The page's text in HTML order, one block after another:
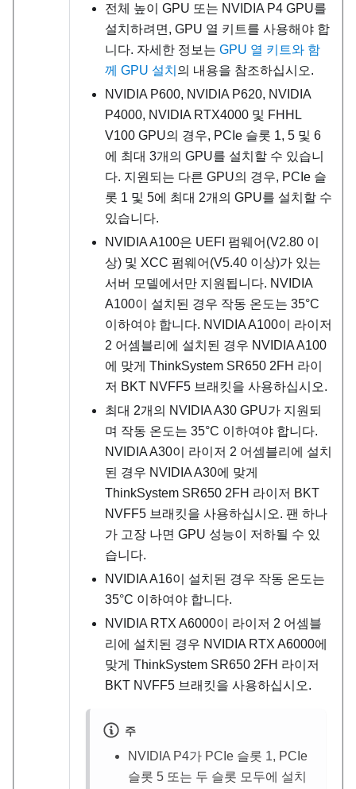
전체 높이 GPU 또는 NVIDIA P4 GPU를
설치하려면, GPU 열 키트를 사용해야 합
니다. 자세한 정보는 GPU 열 키트와 함
께 GPU 설치 의 내용을 참조하십시오.
NVIDIA P600, NVIDIA P620, NVIDIA
P4000, NVIDIA RTX4000 및 FHHL
V100 GPU의 경우, PCIe 슬롯 1, 5 및 6
에 최대 3개의 GPU를 설치할 수 있습니
다. 지원되는 다른 GPU의 경우, PCIe 슬
롯 1 및 5에 최대 2개의 GPU를 설치할 수
있습니다.
NVIDIA A100은 UEFI 펌웨어(V2.80 이
상) 및 XCC 펌웨어(V5.40 이상)가 있는
서버 모델에서만 지원됩니다. NVIDIA
A100이 설치된 경우 작동 온도는 35°C
이하여야 합니다. NVIDIA A100이 라이저
2 어셈블리에 설치된 경우 NVIDIA A100
에 맞게 ThinkSystem SR650 2FH 라이
저 BKT NVFF5 브래킷을 사용하십시오.
최대 2개의 NVIDIA A30 GPU가 지원되
며 작동 온도는 35°C 이하여야 합니다.
NVIDIA A30이 라이저 2 어셈블리에 설치
된 경우 NVIDIA A30에 맞게
ThinkSystem SR650 2FH 라이저 BKT
NVFF5 브래킷을 사용하십시오. 팬 하나
가 고장 나면 GPU 성능이 저하될 수 있
습니다.
NVIDIA A16이 설치된 경우 작동 온도는
35°C 이하여야 합니다.
NVIDIA RTX A6000이 라이저 2 어셈블
리에 설치된 경우 NVIDIA RTX A6000에
맞게 ThinkSystem SR650 2FH 라이저
BKT NVFF5 브래킷을 사용하십시오.
주
NVIDIA P4가 PCIe 슬롯 1, PCIe
슬롯 5 또는 두 슬롯 모두에 설치